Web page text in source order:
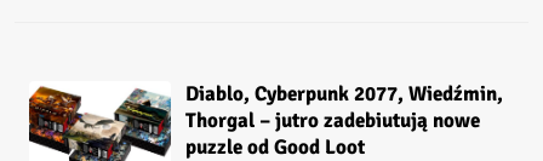
Diablo, Cyberpunk 2077, Wiedźmin,
Thorgal – jutro zadebiutują nowe
puzzle od Good Loot